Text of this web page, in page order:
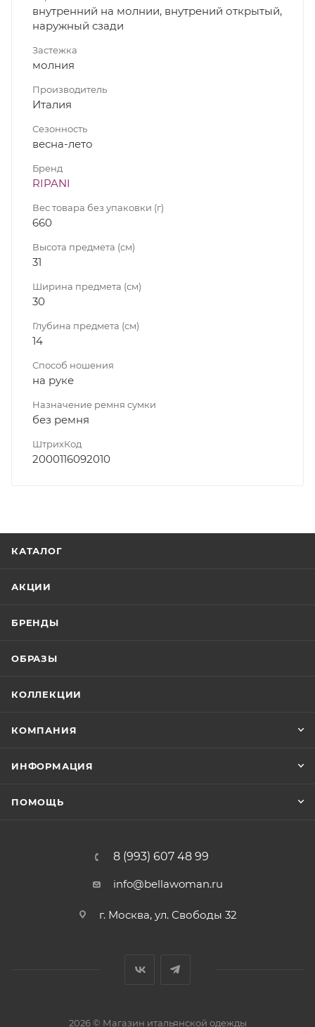
внутренний на молнии, внутрений открытый,
наружный сзади
Застежка
молния
Производитель
Италия
Сезонность
весна-лето
Бренд
RIPANI
Вес товара без упаковки (г)
660
Высота предмета (см)
31
Ширина предмета (см)
30
Глубина предмета (см)
14
Способ ношения
на руке
Назначение ремня сумки
без ремня
ШтрихКод
2000116092010
КАТАЛОГ
АКЦИИ
БРЕНДЫ
ОБРАЗЫ
КОЛЛЕКЦИИ
КОМПАНИЯ
ИНФОРМАЦИЯ
ПОМОЩЬ
8 (993) 607 48 99
info@bellawoman.ru
г. Москва, ул. Свободы 32
2026 © Магазин итальянской одежды